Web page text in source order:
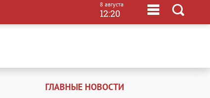
8 августа
12:20
ГЛАВНЫЕ НОВОСТИ